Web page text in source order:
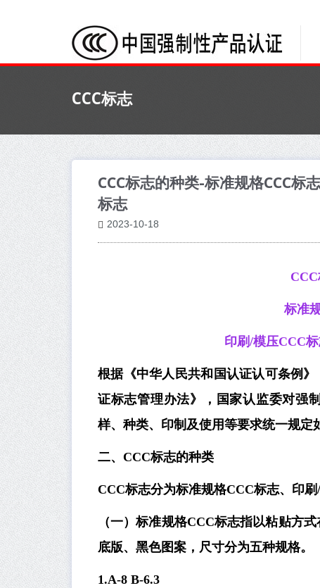
CCC标志
CCC标志的种类-标准规格CCC标
标志
2023-10-18
标准
印刷/模压CCC
根据《中华人民共和国认证认可条例
证标志管理办法》，国家认监委对强
样、种类、印制及使用等要求统一规定
二、CCC标志的种类
CCC标志分为标准规格CCC标志、印
（一）标准规格CCC标志指以粘贴方
底版、黑色图案，尺寸分为五种规格。
1.A-8 B-6.3